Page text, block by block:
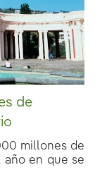
de
millones de
en que se